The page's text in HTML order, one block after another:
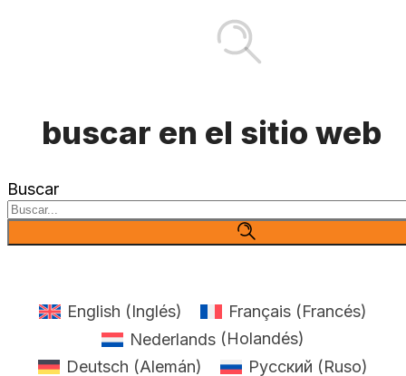
buscar en el sitio web
Buscar
English (Inglés) Français (Francés)
Nederlands (Holandés)
Deutsch (Alemán) Русский (Ruso)